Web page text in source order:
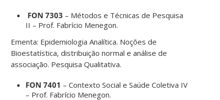
FON 7303 – Métodos e Técnicas de Pesquisa
II – Prof. Fabrício Menegon.
Ementa: Epidemiologia Analítica. Noções de
Bioestatística, distribuição normal e análise de
associação. Pesquisa Qualitativa.
FON 7401 – Contexto Social e Saúde Coletiva IV
– Prof. Fabrício Menegon.